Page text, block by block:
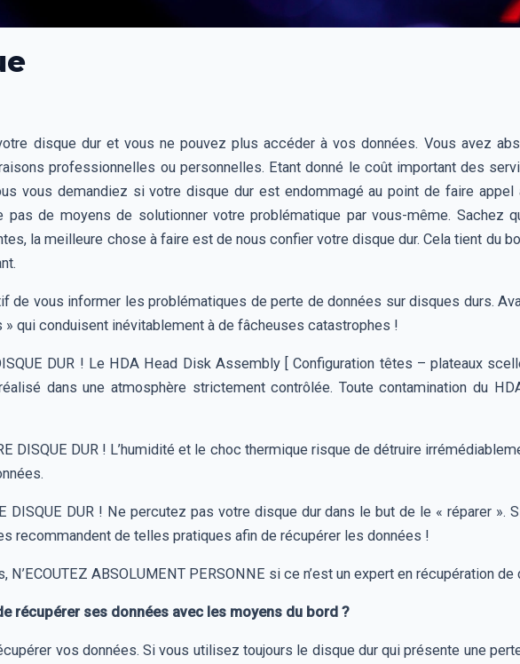
disque dur et vous ne pouvez plus accéder à vos données. Vous avez
professionnelles ou personnelles. Etant donné le coût important des
vous demandiez si votre disque dur est endommagé au point de faire
pas de moyens de solutionner votre problématique par vous-même. Sachez
la meilleure chose à faire est de nous confier votre disque dur. Cela tient du
de vous informer les problématiques de perte de données sur disques durs.
qui conduisent inévitablement à de fâcheuses catastrophes !
DUR ! Le HDA Head Disk Assembly [ Configuration têtes – plateaux
dans une atmosphère strictement contrôlée. Toute contamination du
DISQUE DUR ! L’humidité et le choc thermique risque de détruire
DISQUE DUR ! Ne percutez pas votre disque dur dans le but de le « réparer ».
recommandent de telles pratiques afin de récupérer les données !
N’ECOUTEZ ABSOLUMENT PERSONNE si ce n’est un expert en récupération de
récupérer ses données avec les moyens du bord ?
vos données. Si vous utilisez toujours le disque dur qui présente une